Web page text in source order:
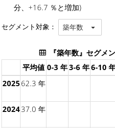
分、+16.7 ％と増加)
セグメント対象： 築年数
『築年数』セグメ
平均値 0-3 年3-6 年6-10
2025 62.3 年
202437.0 年